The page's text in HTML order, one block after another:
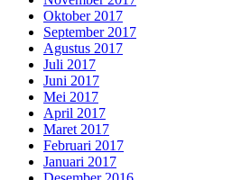
Oktober 2017
September 2017
Agustus 2017
Juli 2017
Juni 2017
Mei 2017
April 2017
Maret 2017
Februari 2017
Januari 2017